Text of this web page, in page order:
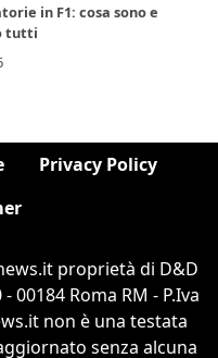
in F1: cosa sono e
tutti
Privacy Policy
proprietà di D&D
00184 Roma RM - P.Iva
non è una testata
senza alcuna